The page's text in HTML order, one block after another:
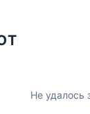
Не удалось